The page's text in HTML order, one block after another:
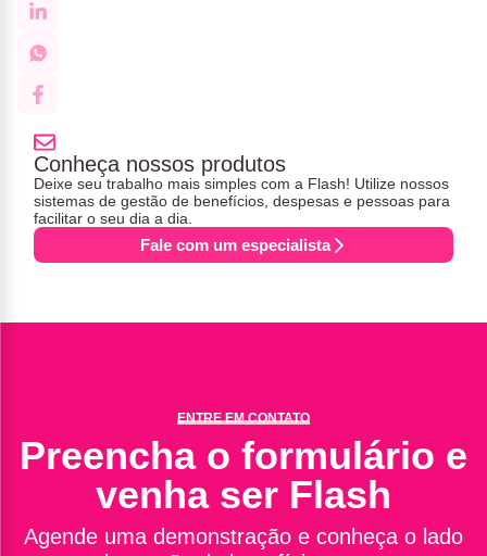
Conheça nossos produtos
Deixe seu trabalho mais simples com a Flash! Utilize nossos
sistemas de gestão de benefícios, despesas e pessoas para
facilitar o seu dia a dia.
Fale com um especialista
ENTRE EM CONTATO
Preencha o formulário e
venha ser Flash
Agende uma demonstração e conheça o lado